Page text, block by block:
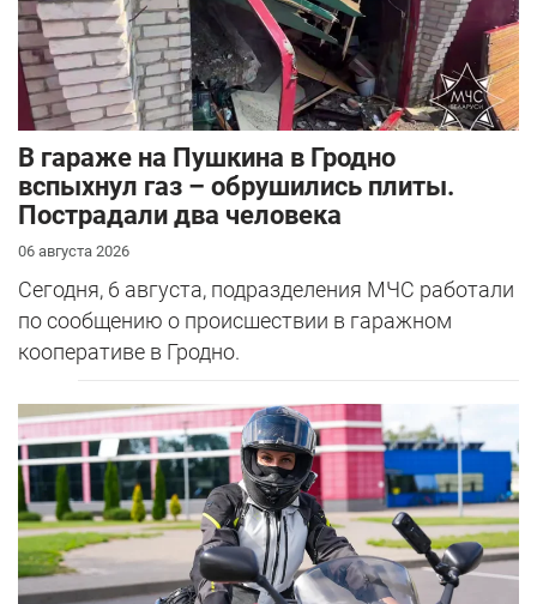
В гараже на Пушкина в Гродно
вспыхнул газ – обрушились плиты.
Пострадали два человека
06 августа 2026
Сегодня, 6 августа, подразделения МЧС работали
по сообщению о происшествии в гаражном
кооперативе в Гродно.